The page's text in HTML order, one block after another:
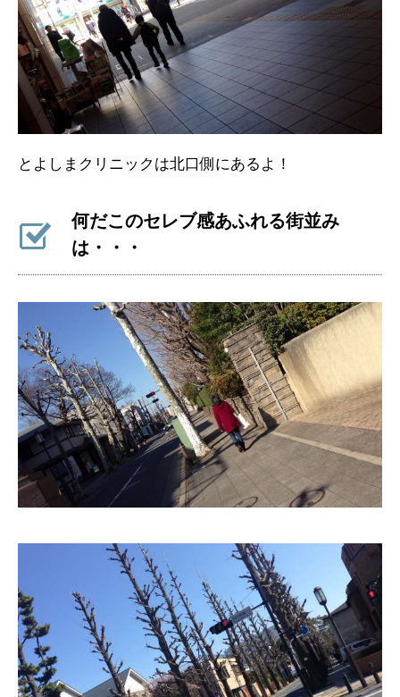
とよしまクリニックは北口側にあるよ！
何だこのセレブ感あふれる街並み
は・・・